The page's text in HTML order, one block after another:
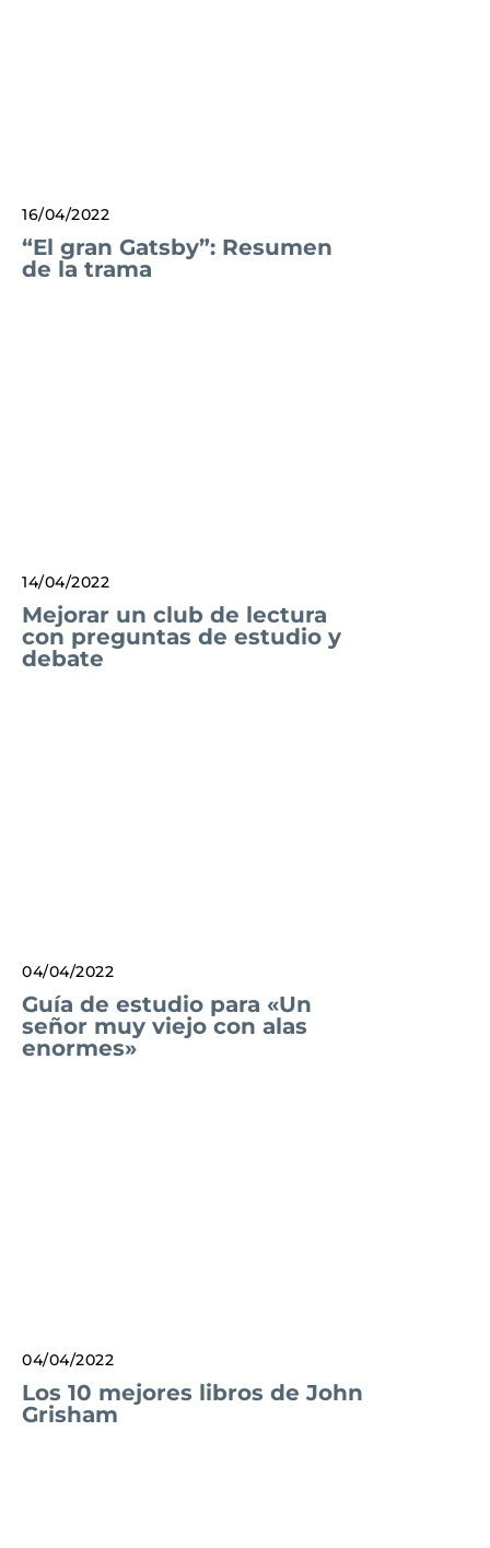
16/04/2022
“El gran Gatsby”: Resumen
de la trama
14/04/2022
Mejorar un club de lectura
con preguntas de estudio y
debate
04/04/2022
Guía de estudio para «Un
señor muy viejo con alas
enormes»
04/04/2022
Los 10 mejores libros de John
Grisham